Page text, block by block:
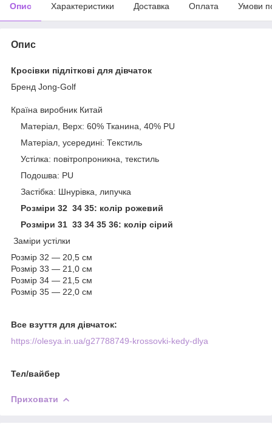
Опис Характеристики Доставка Оплата Умови
Опис
Кросівки підліткові для дівчаток
Бренд Jong-Golf
Країна виробник Китай
Матеріал, Верх: 60% Тканина, 40% PU
Матеріал, усередині: Текстиль
Устілка: повітропроникна, текстиль
Подошва: PU
Застібка: Шнурівка, липучка
Розміри 32 34 35: колір рожевий
Розміри 31 33 34 35 36: колір сірий
Заміри устілки
Розмір 32 — 20,5 см
Розмір 33 — 21,0 см
Розмір 34 — 21,5 см
Розмір 35 — 22,0 см
Все взуття для дівчаток:
https://olesya.in.ua/g27788749-krossovki-kedy-dlya
Тел/вайбер
Приховати